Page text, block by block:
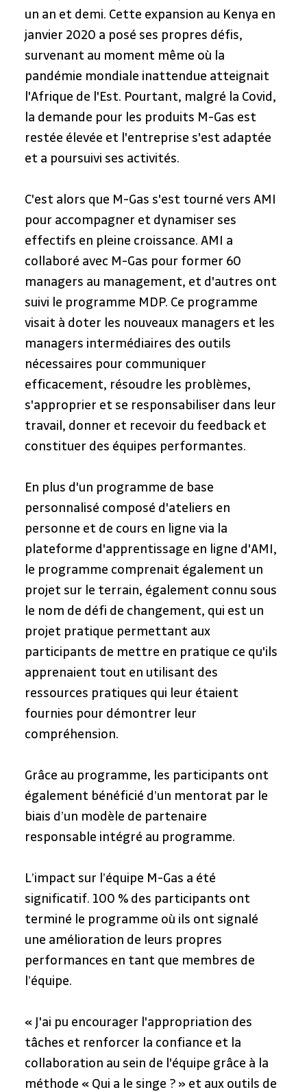
un an et demi. Cette expansion au Kenya en
janvier 2020 a posé ses propres défis,
survenant au moment même où la
pandémie mondiale inattendue atteignait
l'Afrique de l'Est. Pourtant, malgré la Covid,
la demande pour les produits M-Gas est
restée élevée et l'entreprise s'est adaptée
et a poursuivi ses activités.
C'est alors que M-Gas s'est tourné vers AMI
pour accompagner et dynamiser ses
effectifs en pleine croissance. AMI a
collaboré avec M-Gas pour former 60
managers au management, et d'autres ont
suivi le programme MDP. Ce programme
visait à doter les nouveaux managers et les
managers intermédiaires des outils
nécessaires pour communiquer
efficacement, résoudre les problèmes,
s'approprier et se responsabiliser dans leur
travail, donner et recevoir du feedback et
constituer des équipes performantes.
En plus d'un programme de base
personnalisé composé d'ateliers en
personne et de cours en ligne via la
plateforme d'apprentissage en ligne d'AMI,
le programme comprenait également un
projet sur le terrain, également connu sous
le nom de défi de changement, qui est un
projet pratique permettant aux
participants de mettre en pratique ce qu'ils
apprenaient tout en utilisant des
ressources pratiques qui leur étaient
fournies pour démontrer leur
compréhension.
Grâce au programme, les participants ont
également bénéficié d’un mentorat par le
biais d’un modèle de partenaire
responsable intégré au programme.
L’impact sur l’équipe M-Gas a été
significatif. 100 % des participants ont
terminé le programme où ils ont signalé
une amélioration de leurs propres
performances en tant que membres de
l’équipe.
« J'ai pu encourager l'appropriation des
tâches et renforcer la confiance et la
collaboration au sein de l'équipe grâce à la
méthode « Qui a le singe ? » et aux outils de